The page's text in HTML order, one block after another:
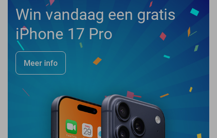
Win vandaag een gratis
iPhone 17 Pro
Meer info